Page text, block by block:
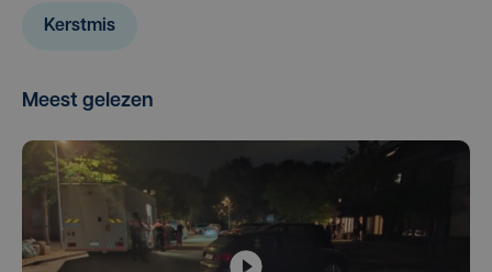
Kerstmis
Meest gelezen